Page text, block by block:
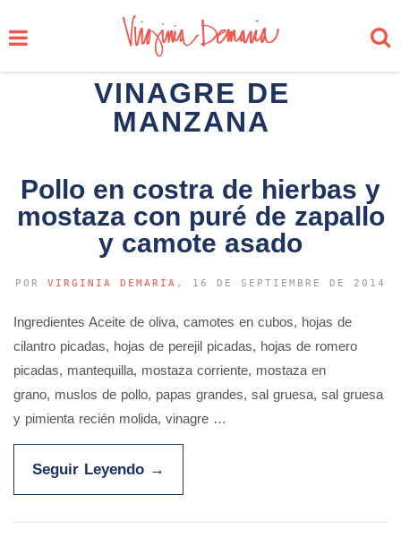
VINAGRE DE
MANZANA
Pollo en costra de hierbas y
mostaza con puré de zapallo
y camote asado
POR VIRGINIA DEMARÍA , 16 DE SEPTIEMBRE DE 2014
Ingredientes Aceite de oliva, camotes en cubos, hojas de
cilantro picadas, hojas de perejil picadas, hojas de romero
picadas, mantequilla, mostaza corriente, mostaza en
grano, muslos de pollo, papas grandes, sal gruesa, sal gruesa
y pimienta recién molida, vinagre …
Seguir Leyendo →